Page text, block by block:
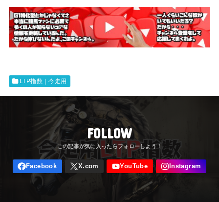
LTP指数｜今走用
FOLLOW